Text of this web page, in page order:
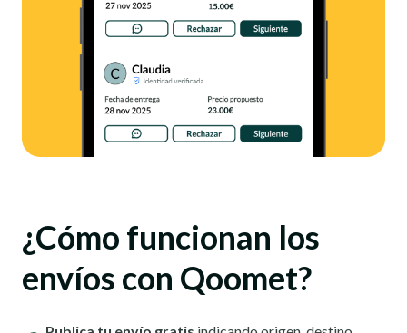
¿Cómo funcionan los
envíos con Qoomet?